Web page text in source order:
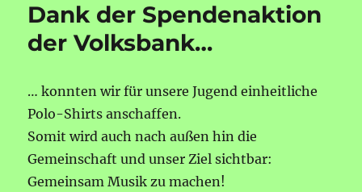
Dank der Spendenaktion
der Volksbank…
… konnten wir für unsere Jugend einheitliche
Polo-Shirts anschaffen.
Somit wird auch nach außen hin die
Gemeinschaft und unser Ziel sichtbar:
Gemeinsam Musik zu machen!